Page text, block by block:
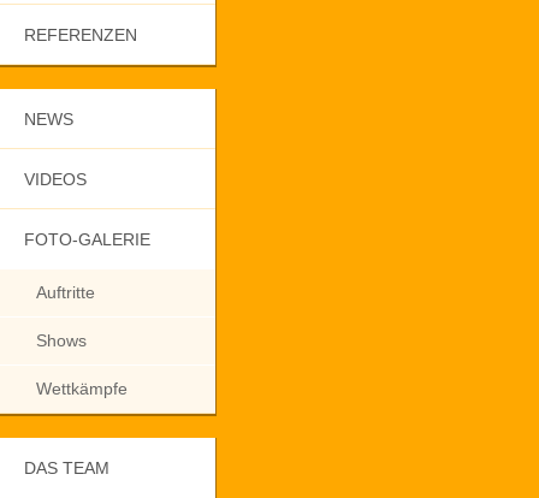
REFERENZEN
NEWS
VIDEOS
FOTO-GALERIE
Auftritte
Shows
Wettkämpfe
DAS TEAM